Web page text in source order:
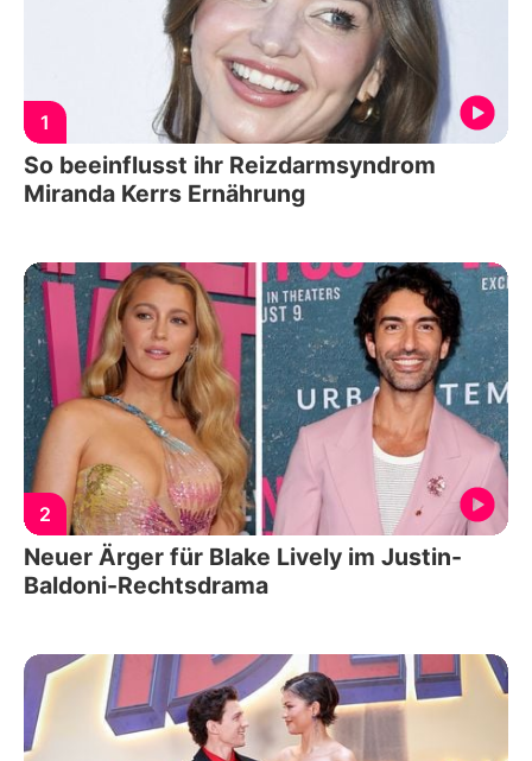
1
So beeinflusst ihr Reizdarmsyndrom
Miranda Kerrs Ernährung
2
Neuer Ärger für Blake Lively im Justin-
Baldoni-Rechtsdrama